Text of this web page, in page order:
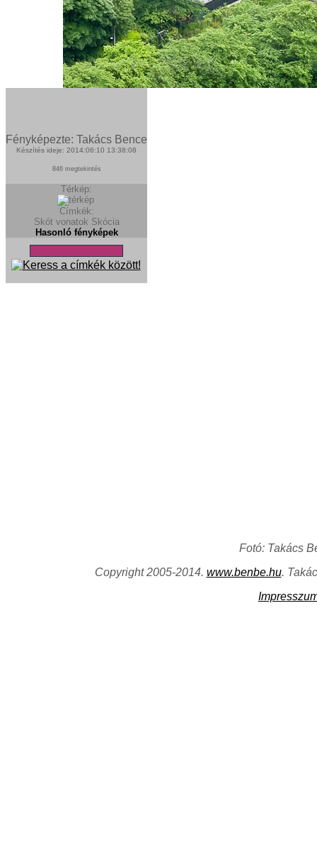
Fényképezte: Takács Bence
Készítés ideje: 2014:06:10 13:38:08
846 megtekintés
Térkép:
Címkék:
Skót vonatok Skócia
Hasonló fényképek
Fotó: Takács
Copyright 2005-2014. www.benbe.hu.